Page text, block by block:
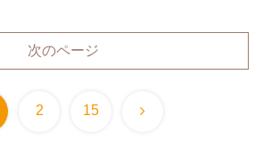
次のページ
2 15 次